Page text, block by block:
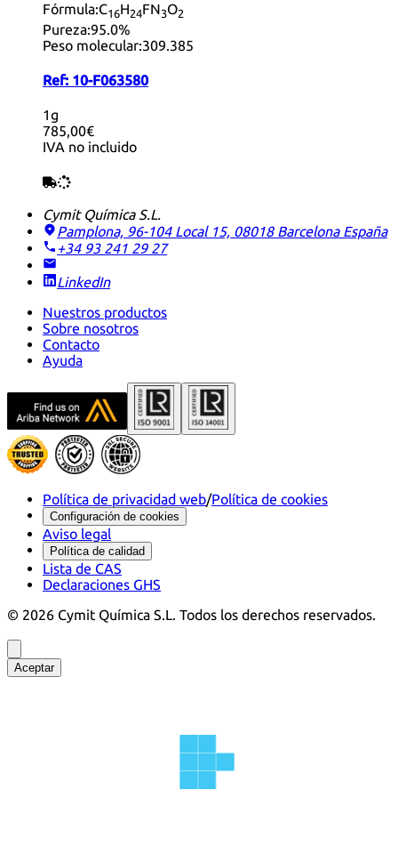
Fórmula:C16H24FN3O2
Pureza:95.0%
Peso molecular:309.385
Ref: 10-F063580
1g
785,00€
IVA no incluido
Cymit Química S.L.
Pamplona, 96-104 Local 15, 08018 Barcelona España
+34 93 241 29 27
LinkedIn
Nuestros productos
Sobre nosotros
Contacto
Ayuda
Política de privacidad web/Política de cookies
Configuración de cookies
Aviso legal
Política de calidad
Lista de CAS
Declaraciones GHS
© 2026 Cymit Química S.L. Todos los derechos reservados.
Aceptar